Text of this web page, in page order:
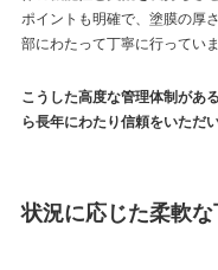
ポイントも明確で、塗膜の厚
部にわたって丁寧に行っていま
こうした高度な管理体制があ
ら長年にわたり信頼をいただ
状況に応じた柔軟